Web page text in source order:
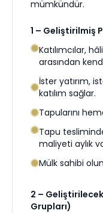
mümkündür.
1 – Geliştirilmiş
Katılımcılar,
arasından
İster yatırım,
katılım sağlar.
Tapularını
Tapu
maliyeti aylık
Mülk sahibi
2 –
Grupları)